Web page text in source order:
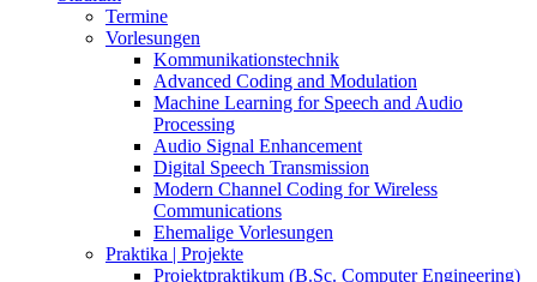
Termine
Vorlesungen
Kommunikationstechnik
Advanced Coding and Modulation
Machine Learning for Speech and Audio
Processing
Audio Signal Enhancement
Digital Speech Transmission
Modern Channel Coding for Wireless
Communications
Ehemalige Vorlesungen
Praktika | Projekte
Projektpraktikum (B.Sc. Computer Engineering)